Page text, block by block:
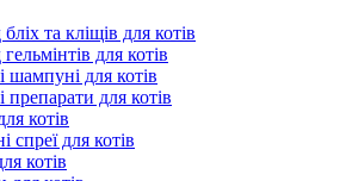
та кліщів для котів
для котів
шампуні для котів
препарати для котів
котів
спреї для котів
котів